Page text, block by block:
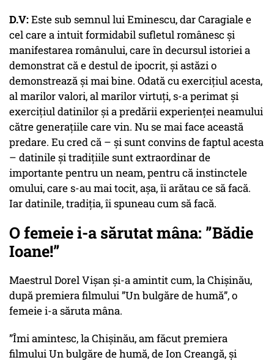
D.V:Este sub semnul lui Eminescu, dar Caragiale e
cel care a intuit formidabil sufletul românesc și
manifestarea românului, care în decursul istoriei a
demonstrat că e destul de ipocrit, și astăzi o
demonstrează și mai bine. Odată cu exercițiul acesta,
al marilor valori, al marilor virtuți, s-a perimat și
exercițiul datinilor și a predării experienței neamului
către generațiile care vin. Nu se mai face această
predare. Eu cred că – și sunt convins de faptul acesta
– datinile și tradițiile sunt extraordinar de
importante pentru un neam, pentru că instinctele
omului, care s-au mai tocit, așa, îi arătau ce să facă.
Iar datinile, tradiția, îi spuneau cum să facă.
O femeie i-a sărutat mâna: ”Bădie
Ioane!”
Maestrul Dorel Vișan și-a amintit cum, la Chișinău,
după premiera filmului ”Un bulgăre de humă”, o
femeie i-a săruta mâna.
”Îmi amintesc, la Chișinău, am făcut premiera
filmului Un bulgăre de humă, de Ion Creangă, și